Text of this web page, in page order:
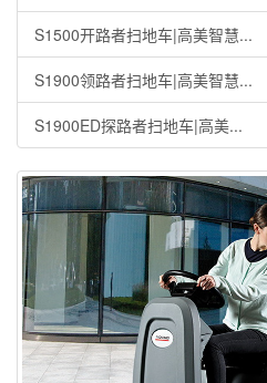
S1500开路者扫地车|高美智慧...
S1900领路者扫地车|高美智慧...
S1900ED探路者扫地车|高美...